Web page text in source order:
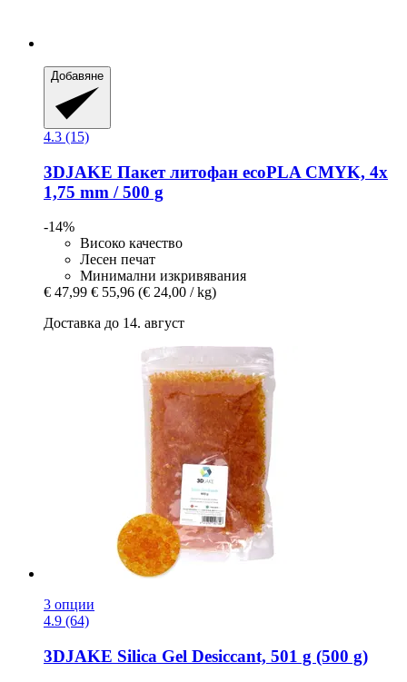
Добавяне
4.3 (15)
3DJAKE Пакет литофан ecoPLA CMYK, 4x
1,75 mm / 500 g
-14%
Високо качество
Лесен печат
Минимални изкривявания
€ 47,99 € 55,96 (€ 24,00 / kg)
Доставка до 14. август
3 опции
4.9 (64)
3DJAKE Silica Gel Desiccant, 501 g (500 g)